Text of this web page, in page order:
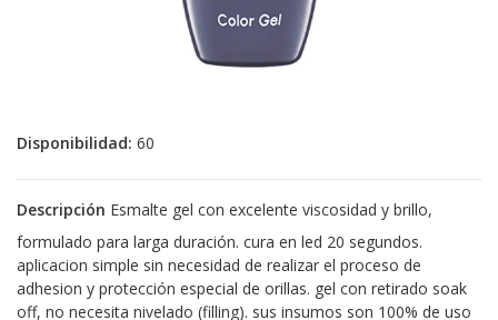
Disponibilidad: 60
Descripción Esmalte gel con excelente viscosidad y brillo,
formulado para larga duración. cura en led 20 segundos.
aplicacion simple sin necesidad de realizar el proceso de
adhesion y protección especial de orillas. gel con retirado soak
off, no necesita nivelado (filling). sus insumos son 100% de uso